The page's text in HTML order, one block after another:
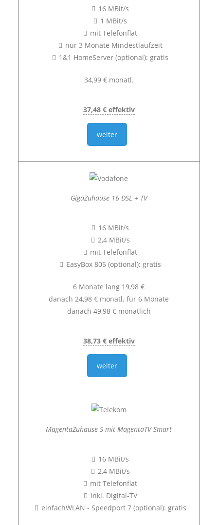
16 MBit/s
1 MBit/s
mit Telefonflat
nur 3 Monate Mindestlaufzeit
1&1 HomeServer (optional): gratis
34,99 € monatl.
37,48 € effektiv
weiter
GigaZuhause 16 DSL + TV
16 MBit/s
2,4 MBit/s
mit Telefonflat
EasyBox 805 (optional): gratis
6 Monate lang 19,98 €
danach 24,98 € monatl. für 6 Monate
danach 49,98 € monatlich
38,73 € effektiv
weiter
MagentaZuhause S mit MagentaTV Smart
16 MBit/s
2,4 MBit/s
mit Telefonflat
inkl. Digital-TV
einfachWLAN - Speedport 7 (optional): gratis